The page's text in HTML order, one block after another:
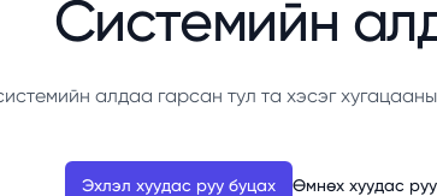
Системийн
алдаа гарсан тул та хэсэг
Эхлэл хуудас руу буцах Өмнөх хуудас